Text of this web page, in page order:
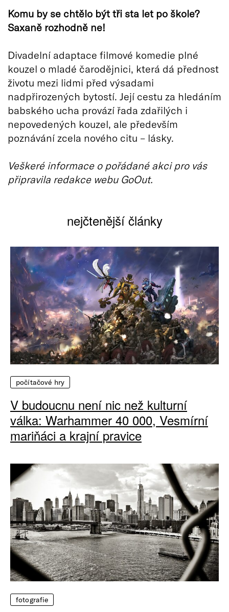
Komu by se chtělo být tři sta let po škole?
Saxaně rozhodně ne!
Divadelní adaptace filmové komedie plné
kouzel o mladé čarodějnici, která dá přednost
životu mezi lidmi před výsadami
nadpřirozených bytostí. Její cestu za hledáním
babského ucha provází řada zdařilých i
nepovedených kouzel, ale především
poznávání zcela nového citu – lásky.
Veškeré informace o pořádané akci pro vás
připravila redakce webu GoOut.
nejčtenější články
počítačové hry
V budoucnu není nic než kulturní
válka: Warhammer 40 000, Vesmírní
mariňáci a krajní pravice
fotografie